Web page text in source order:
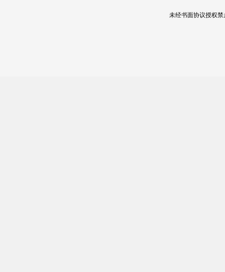
未经书面协议授权